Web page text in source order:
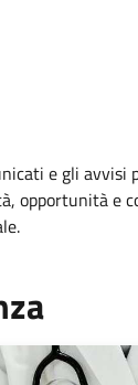
e gli avvisi
opportunità e